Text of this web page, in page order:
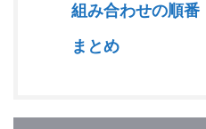
組み合わせの順番
まとめ